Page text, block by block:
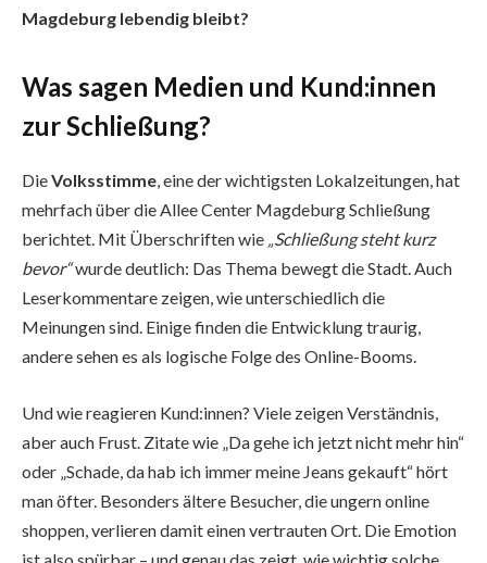
Magdeburg lebendig bleibt?
Was sagen Medien und Kund:innen
zur Schließung?
DieVolksstimme, eine der wichtigsten Lokalzeitungen, hat
mehrfach über die Allee Center Magdeburg Schließung
berichtet. Mit Überschriften wie „Schließung steht kurz
bevor“wurde deutlich: Das Thema bewegt die Stadt. Auch
Leserkommentare zeigen, wie unterschiedlich die
Meinungen sind. Einige finden die Entwicklung traurig,
andere sehen es als logische Folge des Online-Booms.
Und wie reagieren Kund:innen? Viele zeigen Verständnis,
aber auch Frust. Zitate wie „Da gehe ich jetzt nicht mehr hin“
oder „Schade, da hab ich immer meine Jeans gekauft“ hört
man öfter. Besonders ältere Besucher, die ungern online
shoppen, verlieren damit einen vertrauten Ort. Die Emotion